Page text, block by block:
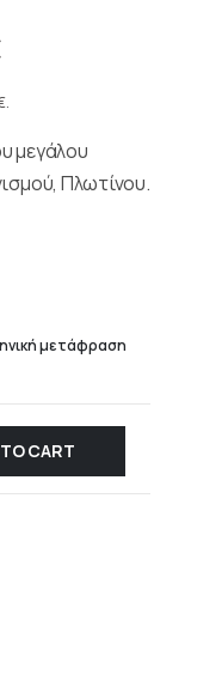
.
μεγάλου
Πλωτίνου.
μετάφραση
CART